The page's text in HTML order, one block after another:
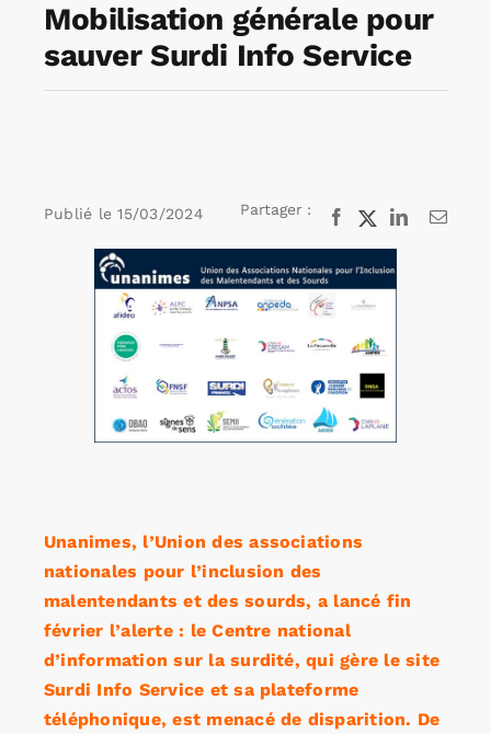
Annonces emploi
Mobilisation générale pour
sauver Surdi Info Service
Publié le 15/03/2024 Partager : Facebook
X LinkedInEmail
l'image
agrandie
Unanimes, l’Union des associations
nationales pour l’inclusion des
malentendants et des sourds, a lancé fin
février l’alerte : le Centre national
d’information sur la surdité, qui gère le site
Surdi Info Service et sa plateforme
téléphonique, est menacé de disparition. De